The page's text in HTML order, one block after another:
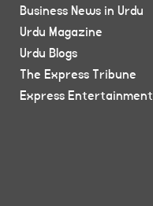
Business News in Urdu
Urdu Magazine
Urdu Blogs
The Express Tribune
Express Entertainment